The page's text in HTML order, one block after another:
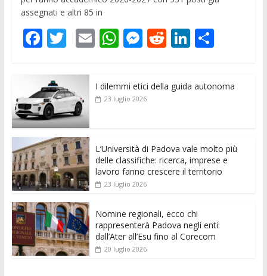
assegnati e altri 85 in
F
e
b
o
o
k
T
itt
er
E
ai
l
W
s
p
M
ss
e
er
R
di
Li
e
C
di
I dilemmi etici della guida autonoma
23 luglio 2026
L’Università di Padova vale molto più
delle classifiche: ricerca, imprese e
lavoro fanno crescere il territorio
23 luglio 2026
Nomine regionali, ecco chi
rappresenterà Padova negli enti:
dall’Ater all’Esu fino al Corecom
20 luglio 2026